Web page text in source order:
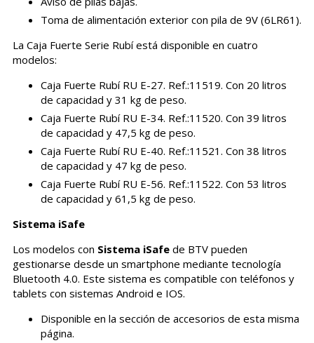
Toma de alimentación exterior con pila de 9V (6LR61).
La Caja Fuerte Serie Rubí está disponible en cuatro
modelos:
Caja Fuerte Rubí RU E-27. Ref.:11519. Con 20 litros
de capacidad y 31 kg de peso.
Caja Fuerte Rubí RU E-34. Ref.:11520. Con 39 litros
de capacidad y 47,5 kg de peso.
Caja Fuerte Rubí RU E-40. Ref.:11521. Con 38 litros
de capacidad y 47 kg de peso.
Caja Fuerte Rubí RU E-56. Ref.:11522. Con 53 litros
de capacidad y 61,5 kg de peso.
Sistema iSafe
Los modelos con Sistema iSafede BTV pueden
gestionarse desde un smartphone mediante tecnología
Bluetooth 4.0. Este sistema es compatible con teléfonos y
tablets con sistemas Android e IOS.
Disponible en la sección de accesorios de esta misma
página.